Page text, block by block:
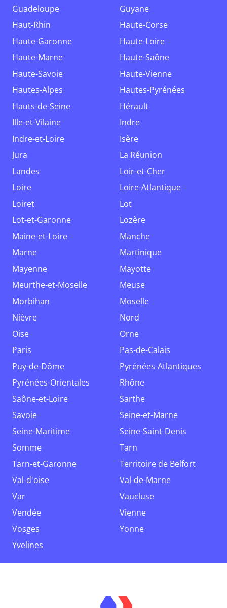
Guadeloupe
Guyane
Haut-Rhin
Haute-Corse
Haute-Garonne
Haute-Loire
Haute-Marne
Haute-Saône
Haute-Savoie
Haute-Vienne
Hautes-Alpes
Hautes-Pyrénées
Hauts-de-Seine
Hérault
Ille-et-Vilaine
Indre
Indre-et-Loire
Isère
Jura
La Réunion
Landes
Loir-et-Cher
Loire
Loire-Atlantique
Loiret
Lot
Lot-et-Garonne
Lozère
Maine-et-Loire
Manche
Marne
Martinique
Mayenne
Mayotte
Meurthe-et-Moselle
Meuse
Morbihan
Moselle
Nièvre
Nord
Oise
Orne
Paris
Pas-de-Calais
Puy-de-Dôme
Pyrénées-Atlantiques
Pyrénées-Orientales
Rhône
Saône-et-Loire
Sarthe
Savoie
Seine-et-Marne
Seine-Maritime
Seine-Saint-Denis
Somme
Tarn
Tarn-et-Garonne
Territoire de Belfort
Val-d'oise
Val-de-Marne
Var
Vaucluse
Vendée
Vienne
Vosges
Yonne
Yvelines